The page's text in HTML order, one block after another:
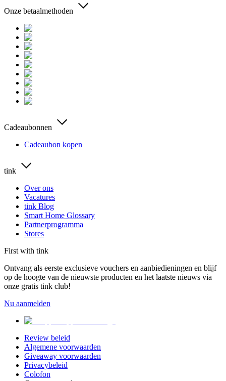
Onze betaalmethoden
Cadeaubonnen
Cadeaubon kopen
tink
Over ons
Vacatures
tink Blog
Smart Home Glossary
Partnerprogramma
Stores
First with tink
Ontvang als eerste exclusieve vouchers en aanbiedieningen en blijf
op de hoogte van de nieuwste producten en het laatste nieuws via
onze gratis tink club!
Nu aanmelden
Review beleid
Algemene voorwaarden
Giveaway voorwaarden
Privacybeleid
Colofon